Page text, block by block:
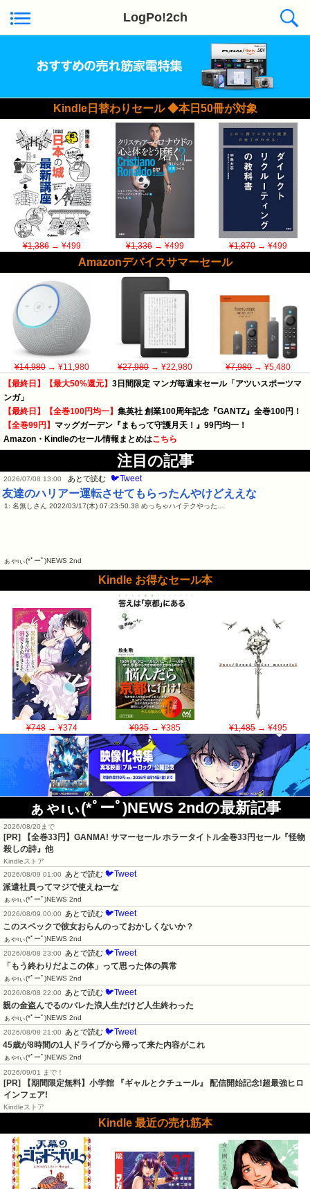
LogPo!2ch
Kindle日替わりセール ◆本日50冊が対象
¥1,386→ ¥499 ¥1,336→ ¥499 ¥1,870→ ¥499
Amazonデバイスサマーセール
¥14,980→ ¥11,980 ¥27,980→ ¥22,980 ¥7,980→ ¥5,480
【最終日】【最大50%還元】 3日間限定 マンガ毎週末セール「アツいスポーツマ
ンガ」
【最終日】【全巻100円均一】 集英社 創業100周年記念『GANTZ』全巻100円！
【全巻99円】 マッグガーデン『まもって守護月天！』99円均一！
Amazon・Kindleのセール情報まとめはこちら
注目の記事
2026/07/08 13:00 あとで読む 🐦Tweet
友達のハリアー運転させてもらったんやけどええな
1: 名無しさん 2022/03/17(木) 07:23:50.38 めっちゃハイテクやった…
ぁゃιぃ(*ﾟーﾟ)NEWS 2nd
Kindle お得なセール本
¥748→ ¥374 ¥935→ ¥385 ¥1,485→ ¥495
ぁゃιぃ(*ﾟーﾟ)NEWS 2ndの最新記事
2026/08/20まで
[PR]
【全巻33円】GANMA! サマーセール ホラータイトル全巻33円セール『怪物
殺しの詩』他
Kindleストア
2026/08/09 01:00
あとで読む 🐦Tweet
派遣社員ってマジで使えねーな
ぁゃιぃ(*ﾟーﾟ)NEWS 2nd
2026/08/09 00:00
あとで読む 🐦Tweet
このスペックで彼女おらんのっておかしくないか？
ぁゃιぃ(*ﾟーﾟ)NEWS 2nd
2026/08/08 23:00
あとで読む 🐦Tweet
「もう終わりだよこの体」って思った体の異常
ぁゃιぃ(*ﾟーﾟ)NEWS 2nd
2026/08/08 22:00
あとで読む 🐦Tweet
親の金盗んでるのバレた浪人生だけど人生終わった
ぁゃιぃ(*ﾟーﾟ)NEWS 2nd
2026/08/08 21:00
あとで読む 🐦Tweet
45歳が8時間の1人ドライブから帰って来た内容がこれ
ぁゃιぃ(*ﾟーﾟ)NEWS 2nd
2026/09/01 まで！
[PR] 【期間限定無料】小学館 『ギャルとクチュール』 配信開始記念!超最強ヒロ
インフェア!
Kindleストア
Kindle 最近の売れ筋本